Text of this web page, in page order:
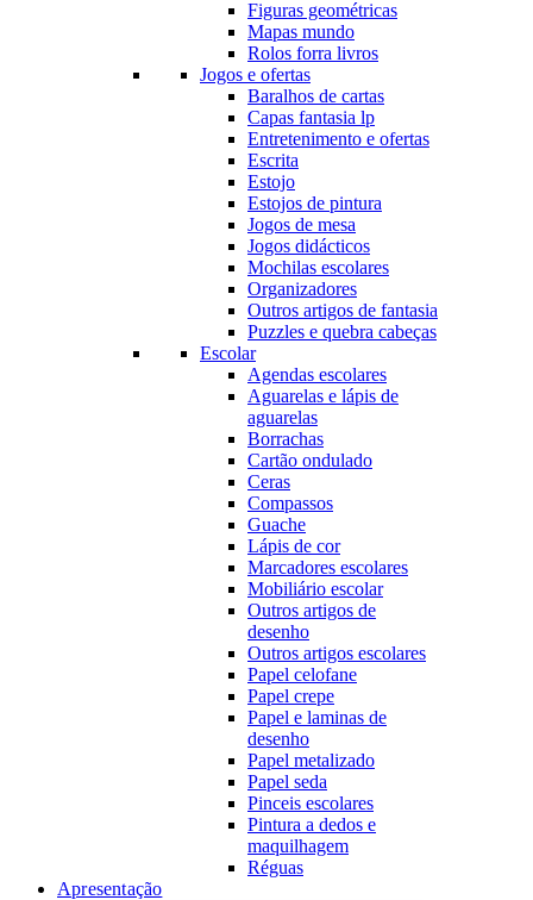
Figuras geométricas
Mapas mundo
Rolos forra livros
Jogos e ofertas
Baralhos de cartas
Capas fantasia lp
Entretenimento e ofertas
Escrita
Estojo
Estojos de pintura
Jogos de mesa
Jogos didácticos
Mochilas escolares
Organizadores
Outros artigos de fantasia
Puzzles e quebra cabeças
Escolar
Agendas escolares
Aguarelas e lápis de
aguarelas
Borrachas
Cartão ondulado
Ceras
Compassos
Guache
Lápis de cor
Marcadores escolares
Mobiliário escolar
Outros artigos de
desenho
Outros artigos escolares
Papel celofane
Papel crepe
Papel e laminas de
desenho
Papel metalizado
Papel seda
Pinceis escolares
Pintura a dedos e
maquilhagem
Réguas
Apresentação